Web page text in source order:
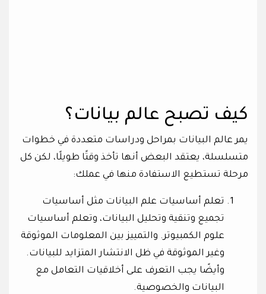
كيف تصبح عالم بيانات؟
يمر عالم البيانات بمراحل ودراسات متعددة في خطوات
متسلسلة، يعتقد البعض أنها تأخذ وقتًا طويلًا، لكن كل
مرحلة تستطيع الاستفادة منها في عملك:
تعلم أساسيات علم البيانات مثل أساسيات
تجميع وتنقية وتحليل البيانات، وتعلم أساسيات
علوم الكمبيوتر. والتمييز بين المعلومات الموثوقة
وغير الموثوقة في ظل الانتشار المتزايد للبيانات.
وأيضًا يجب التعرف على أخلاقيات التعامل مع
البيانات والخصوصية.